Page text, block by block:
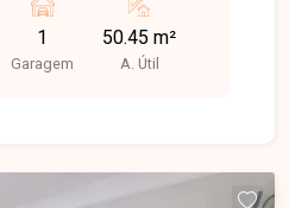
útil de 50,45 m², o
quem busca um lar
Não perca a
1
Garagem
50.45 m²
A. Útil